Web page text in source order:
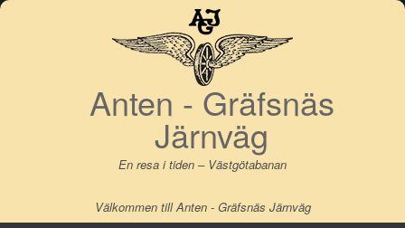
Skip
Anten - Gräfsnäs
Järnväg
En resa i tiden – Västgötabanan
Välkommen till Anten - Gräfsnäs Järnväg